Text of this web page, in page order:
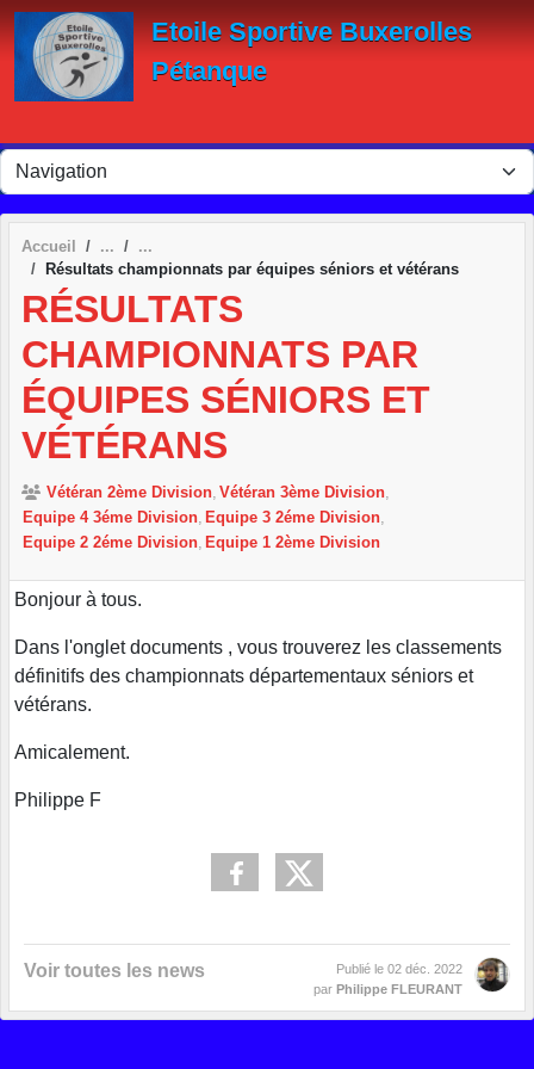
Etoile Sportive Buxerolles
Pétanque
Accueil
Résultats championnats par équipes séniors et vétérans
RÉSULTATS
CHAMPIONNATS PAR
ÉQUIPES SÉNIORS ET
VÉTÉRANS
Vétéran 2ème Division Vétéran 3ème Division
Equipe 4 3éme Division Equipe 3 2éme Division
Equipe 2 2éme Division Equipe 1 2ème Division
Bonjour à tous.
Dans l'onglet documents , vous trouverez les classements
définitifs des championnats départementaux séniors et
vétérans.
Amicalement.
Philippe F
Voir toutes les news Publié le 02 déc. 2022
par Philippe FLEURANT
Panneau de gestion des cookies